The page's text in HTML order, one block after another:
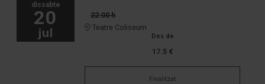
dissabte
20
jul
22:00 h
Teatre Coliseum
Des de
17.5 €
Finalitzat